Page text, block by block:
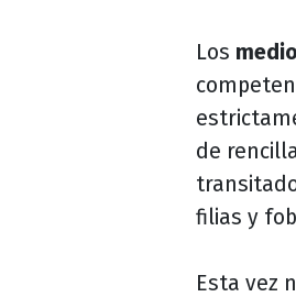
Los
de
filias y
Esta vez